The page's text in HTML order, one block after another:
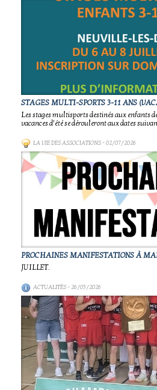
STAGES MULTI-SPORTS 3-11 ANS
Les stages multisports destinés aux enfants
vacances d’été se dérouleront aux dates
LA VIE DES ASSOCIATIONS- 02/07/2026
PROCHAINES MANIFESTATIONS À
JUILLET.
ACTUALITÉS- 26/05/2026